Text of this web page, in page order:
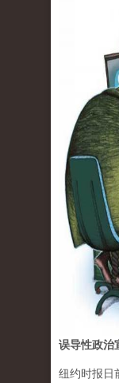
误导性政治
纽约时报日